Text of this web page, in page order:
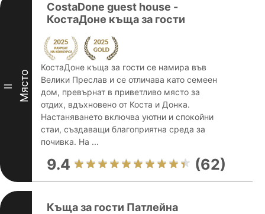
II Място
CostaDone guest house -
КостаДоне къща за гости
КостаДоне къща за гости се намира във
Велики Преслав и се отличава като семеен
дом, превърнат в приветливо място за
отдих, вдъхновено от Коста и Донка.
Настаняването включва уютни и спокойни
стаи, създаващи благоприятна среда за
почивка. На ...
9.4 (62)
Къща за гости Патлейна